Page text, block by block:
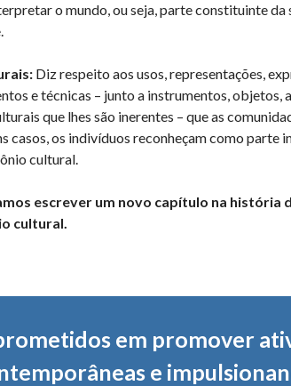
o mundo, ou seja, parte constituinte da
Diz respeito aos usos, representações,
e técnicas – junto a instrumentos, objetos,
que lhes são inerentes – que as
casos, os indivíduos reconheçam como parte
cultural.
escrever um novo capítulo na história
cultural.
em promover
e